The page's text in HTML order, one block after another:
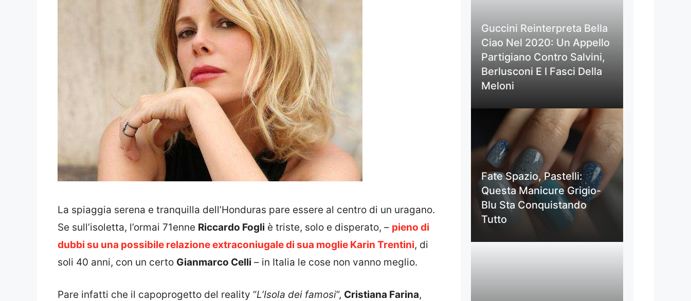
La spiaggia serena e tranquilla dell’Honduras pare essere al centro di un uragano.
Se sull’isoletta, l’ormai 71enne Riccardo Fogli è triste, solo e disperato, – pieno di
dubbi su una possibile relazione extraconiugale di sua moglie Karin Trentini, di
soli 40 anni, con un certo Gianmarco Celli – in Italia le cose non vanno meglio.
Pare infatti che il capoprogetto del reality “L’Isola dei famosi”, Cristiana Farina,
Guccini Reinterpreta Bella
Ciao Nel 2020: Un Appello
Partigiano Contro Salvini,
Berlusconi E I Fasci Della
Meloni
Fate Spazio, Pastelli:
Questa Manicure Grigio-
Blu Sta Conquistando
Tutto